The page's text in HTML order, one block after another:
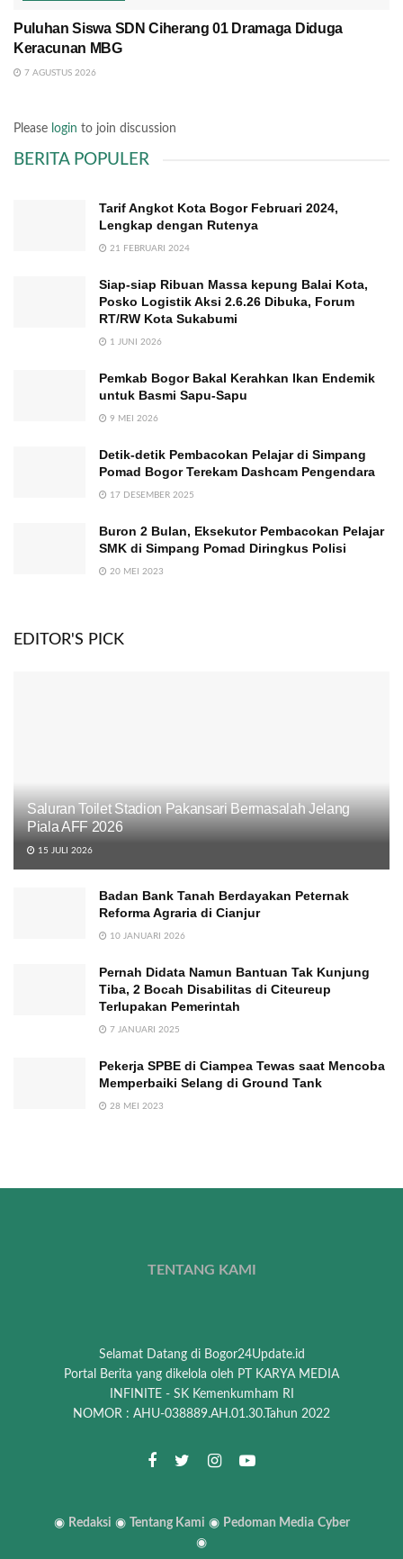
Puluhan Siswa SDN Ciherang 01 Dramaga Diduga
Keracunan MBG
7 AGUSTUS 2026
Please login to join discussion
BERITA POPULER
Tarif Angkot Kota Bogor Februari 2024,
Lengkap dengan Rutenya
21 FEBRUARI 2024
Siap-siap Ribuan Massa kepung Balai Kota,
Posko Logistik Aksi 2.6.26 Dibuka, Forum
RT/RW Kota Sukabumi
1 JUNI 2026
Pemkab Bogor Bakal Kerahkan Ikan Endemik
untuk Basmi Sapu-Sapu
9 MEI 2026
Detik-detik Pembacokan Pelajar di Simpang
Pomad Bogor Terekam Dashcam Pengendara
17 DESEMBER 2025
Buron 2 Bulan, Eksekutor Pembacokan Pelajar
SMK di Simpang Pomad Diringkus Polisi
20 MEI 2023
EDITOR'S PICK
Saluran Toilet Stadion Pakansari Bermasalah Jelang
Piala AFF 2026
15 JULI 2026
Badan Bank Tanah Berdayakan Peternak
Reforma Agraria di Cianjur
10 JANUARI 2026
Pernah Didata Namun Bantuan Tak Kunjung
Tiba, 2 Bocah Disabilitas di Citeureup
Terlupakan Pemerintah
7 JANUARI 2025
Pekerja SPBE di Ciampea Tewas saat Mencoba
Memperbaiki Selang di Ground Tank
28 MEI 2023
TENTANG KAMI
Selamat Datang di Bogor24Update.id
Portal Berita yang dikelola oleh PT KARYA MEDIA
INFINITE - SK Kemenkumham RI
NOMOR : AHU-038889.AH.01.30.Tahun 2022
◉ Redaksi ◉ Tentang Kami ◉ Pedoman Media Cyber
◉